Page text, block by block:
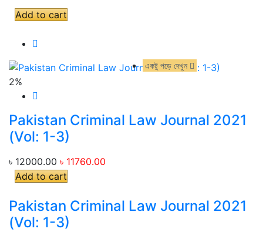
Add to cart
2%
একটু পড়ে দেখুন
Pakistan Criminal Law Journal 2021
(Vol: 1-3)
৳ 12000.00 ৳ 11760.00
Add to cart
Pakistan Criminal Law Journal 2021
(Vol: 1-3)
একটু পড়ে দেখুন